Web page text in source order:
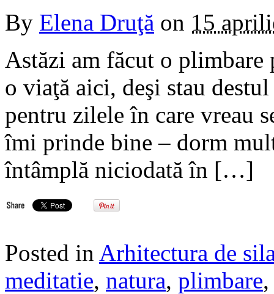
By Elena Druţă on 15
Astăzi am făcut o
o viaţă aici, deşi stau
pentru zilele în care vreau
îmi prinde bine – dorm
întâmplă niciodată în […]
Posted in Arhitectura de
meditatie, natura, plimbare